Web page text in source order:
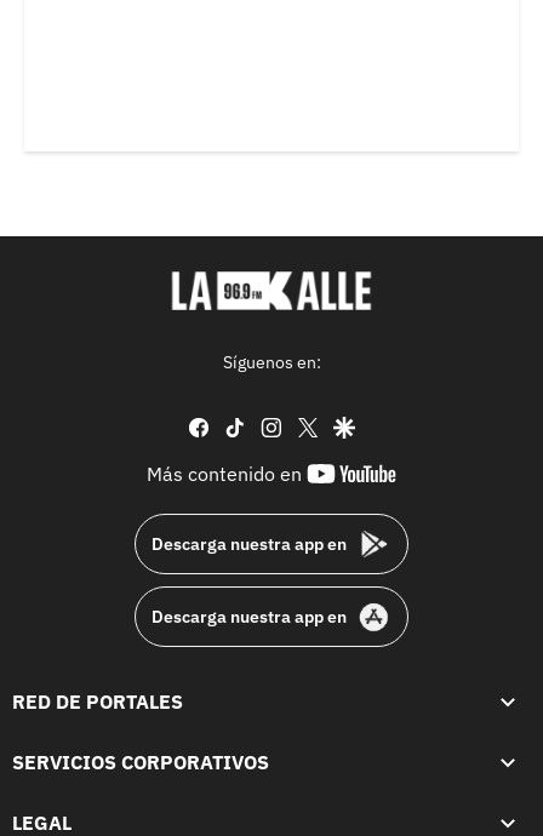
Síguenos en:
facebook
tiktok instagram
twittergoogle
Más contenido en
youtube-
Descarga nuestra app en
Descarga nuestra app en
RED DE PORTALES
SERVICIOS CORPORATIVOS
LEGAL